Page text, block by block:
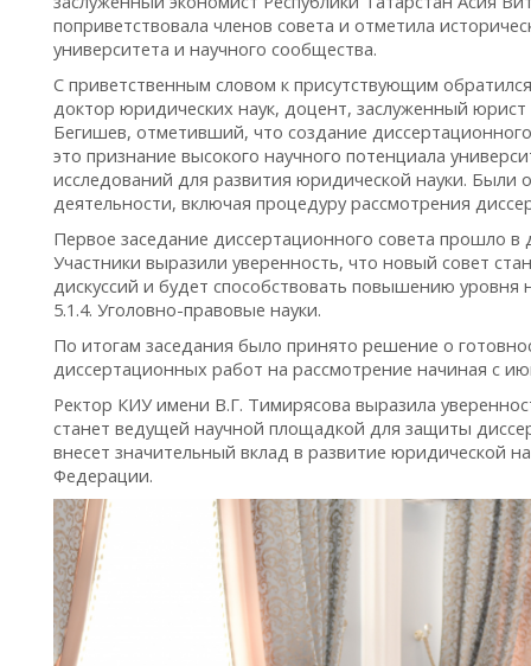
поприветствовала членов совета и отметила
университета и научного сообщества.
С приветственным словом к присутствующим
доктор юридических наук, доцент, заслуженный
Бегишев, отметивший, что создание
это признание высокого научного потенциала
исследований для развития юридической науки. Были
деятельности, включая процедуру рассмотрения
Первое заседание диссертационного совета прошло
Участники выразили уверенность, что новый совет
дискуссий и будет способствовать повышению уровня
5.1.4. Уголовно-правовые науки.
По итогам заседания было принято решение о
диссертационных работ на рассмотрение начиная с
Ректор КИУ имени В.Г. Тимирясова выразила
станет ведущей научной площадкой для защиты
внесет значительный вклад в развитие юридической
Федерации.